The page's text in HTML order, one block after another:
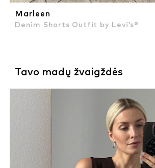
Marleen
Denim Shorts Outfit by Levi’s®
Tavo madų žvaigždės